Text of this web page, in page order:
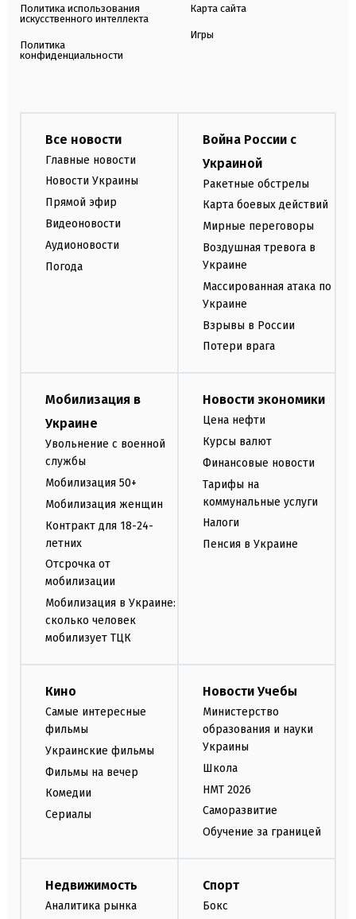
Политика использования
искусственного интеллекта
Политика
конфиденциальности
Карта сайта
Игры
Все новости
Главные новости
Новости Украины
Прямой эфир
Видеоновости
Аудионовости
Погода
Война России с
Украиной
Ракетные обстрелы
Карта боевых действий
Мирные переговоры
Воздушная тревога в
Украине
Массированная атака по
Украине
Взрывы в России
Потери врага
Мобилизация в
Украине
Увольнение с военной
службы
Мобилизация 50+
Мобилизация женщин
Контракт для 18-24-
летних
Отсрочка от
мобилизации
Мобилизация в Украине:
сколько человек
мобилизует ТЦК
Новости экономики
Цена нефти
Курсы валют
Финансовые новости
Тарифы на
коммунальные услуги
Налоги
Пенсия в Украине
Кино
Самые интересные
фильмы
Украинские фильмы
Фильмы на вечер
Комедии
Сериалы
Новости Учебы
Министерство
образования и науки
Украины
Школа
НМТ 2026
Саморазвитие
Обучение за границей
Недвижимость
Аналитика рынка
Спорт
Бокс